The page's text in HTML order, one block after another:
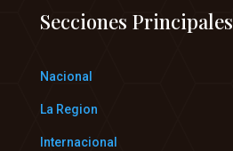
Secciones Principales
Nacional
La Region
Internacional